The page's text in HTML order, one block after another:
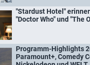
"Stardust Hotel"
"Doctor Who" und "The
Programm-Highlights
Paramount+, Comedy